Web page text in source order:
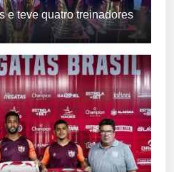
e teve quatro treinadores